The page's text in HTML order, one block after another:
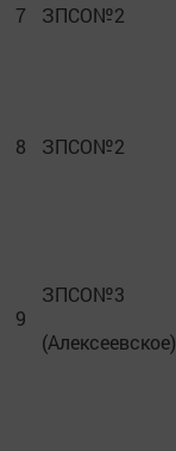
7 ЗПСО№2
8 ЗПСО№2
9
ЗПСО№3
(Алексеевское)